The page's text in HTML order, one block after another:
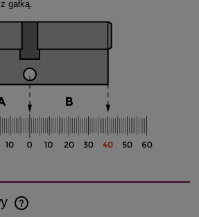
gałką.
kosztów płatności